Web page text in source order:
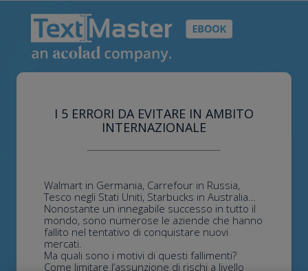
I 5 ERRORI DA EVITARE IN AMBITO
INTERNAZIONALE
Walmart in Germania, Carrefour in Russia,
Tesco negli Stati Uniti, Starbucks in Australia…
Nonostante un innegabile successo in tutto il
mondo, sono numerose le aziende che hanno
fallito nel tentativo di conquistare nuovi
mercati.
Ma quali sono i motivi di questi fallimenti?
Come limitare l’assunzione di rischi a livello